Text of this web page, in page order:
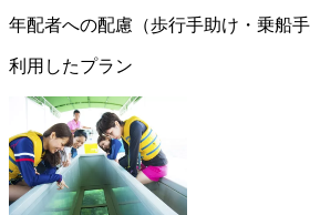
年配者への配慮（歩行手助け・乗船
利用したプラン